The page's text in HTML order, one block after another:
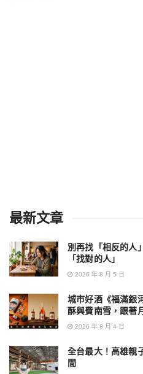
最新文章
別再找「相反的人
「找對的人」
2026 年 8 月 5 日
城市好酒《福滿銀
酥與費南雪，跟著
2026 年 8 月 4 日
全台最大！高雄親
間